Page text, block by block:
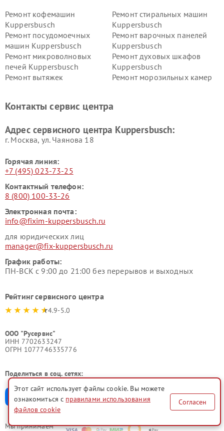
Мы принимаем
Ремонт кофемашин
Kuppersbusch
Ремонт стиральных машин
Kuppersbusch
Ремонт посудомоечных
машин Kuppersbusch
Ремонт варочных панелей
Kuppersbusch
Ремонт микроволновых
печей Kuppersbusch
Ремонт духовых шкафов
Kuppersbusch
Ремонт вытяжек
Ремонт морозильных камер
Kuppersbusch
вакуумных упаковщиков
Ремонт сушильных машин Kuppersbusch
Контакты сервис центра
Адрес сервисного центра Kuppersbusch:
г. Москва, ул. Чаянова 18
Горячая линия:
+7 (495) 023-73-25
Контактный телефон:
8 (800) 100-33-26
Электронная почта:
info@fixim-kuppersbusch.ru
для юридических лиц
manager@fix-kuppersbusch.ru
График работы:
ПН-ВСК с 9:00 до 21:00 без перерывов и выходных
Рейтинг сервисного центра
4.9-5.0
ООО "Русервис"
ИНН 7702633247
ОГРН 1077746335776
Поделиться в соц. сетях:
Этот сайт использует файлы cookie. Вы можете
ознакомиться с правилами использования
файлов cookie
Согласен